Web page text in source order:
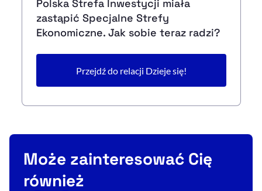
Polska Strefa Inwestycji miała
zastąpić Specjalne Strefy
Ekonomiczne. Jak sobie teraz radzi?
Przejdź do relacji Dzieje się!
Może zainteresować Cię
również